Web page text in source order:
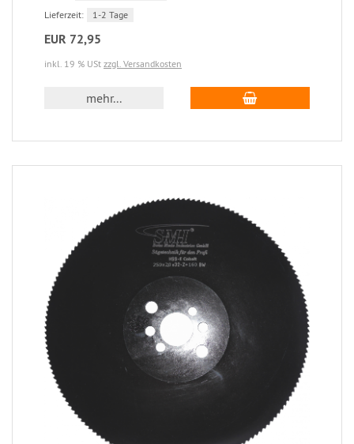
Lieferzeit:
1-2 Tage
EUR 72,95
inkl. 19 % USt zzgl. Versandkosten
mehr...